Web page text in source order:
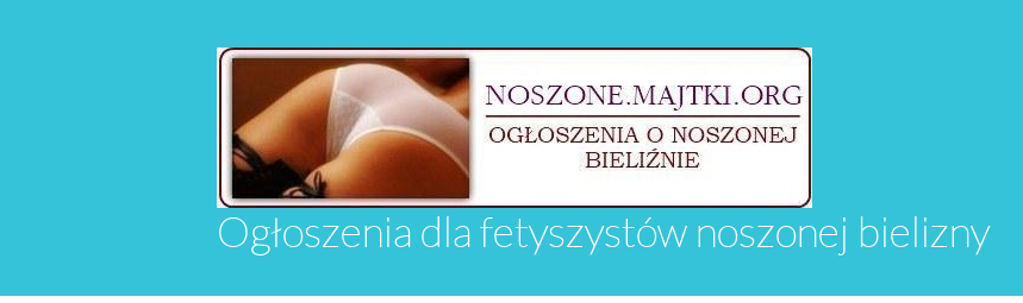
Ogłoszenia dla fetyszystów noszonej bielizny